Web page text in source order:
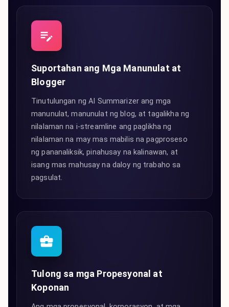
Suportahan ang Mga Manunulat at
Blogger
Tinutulungan ng AI Summarizer ang mga
manunulat, manunulat ng blog, at tagalikha ng
nilalaman na i-streamline ang paglikha ng
nilalaman na may mas mabilis na pagproseso
ng pananaliksik, pinahusay na kalinawan, at
isang mas mahusay na daloy ng trabaho sa
pagsulat.
Tulong sa mga Propesyonal at
Koponan